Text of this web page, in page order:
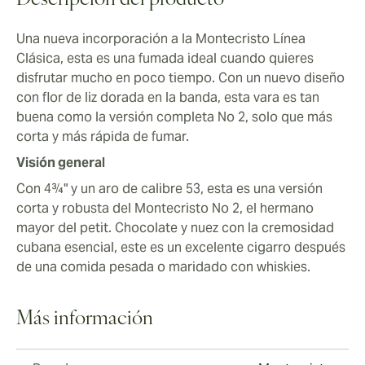
El dulzor desaparece en el segundo tercio,
reemplazado por sabores como nuez moscada y pan,
con una fuerza y cuerpo medios a completos. En el
tercio final, la madera se ensancha con un botar por la
nariz y una fuerza disminuida.
Una nueva incorporación a la Montecristo Línea
Clásica, esta es una fumada ideal cuando quieres
disfrutar mucho en poco tiempo. Con un nuevo diseño
con flor de liz dorada en la banda, esta vara es tan
buena como la versión completa No 2, solo que más
corta y más rápida de fumar.
Visión general
Con 4¾" y un aro de calibre 53, esta es una versión
corta y robusta del Montecristo No 2, el hermano
mayor del petit. Chocolate y nuez con la cremosidad
cubana esencial, este es un excelente cigarro después
de una comida pesada o maridado con whiskies.
Más información